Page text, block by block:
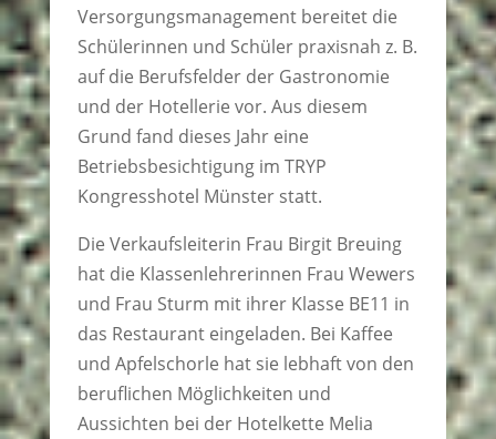
Versorgungsmanagement bereitet die
Schülerinnen und Schüler praxisnah z. B.
auf die Berufsfelder der Gastronomie
und der Hotellerie vor. Aus diesem
Grund fand dieses Jahr eine
Betriebsbesichtigung im TRYP
Kongresshotel Münster statt.
Die Verkaufsleiterin Frau Birgit Breuing
hat die Klassenlehrerinnen Frau Wewers
und Frau Sturm mit ihrer Klasse BE11 in
das Restaurant eingeladen. Bei Kaffee
und Apfelschorle hat sie lebhaft von den
beruflichen Möglichkeiten und
Aussichten bei der Hotelkette Melia